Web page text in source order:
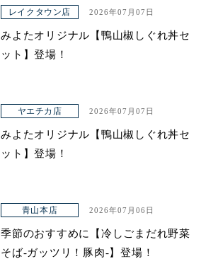
レイクタウン店 2026年07月07日
みよたオリジナル【鴨山椒しぐれ丼セ
ット】登場！
ヤエチカ店 2026年07月07日
みよたオリジナル【鴨山椒しぐれ丼セ
ット】登場！
青山本店 2026年07月06日
季節のおすすめに【冷しごまだれ野菜
そば-ガッツリ！豚肉-】登場！